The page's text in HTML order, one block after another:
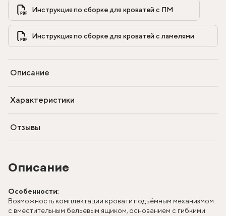
Описание
Особенности:
Возможность комплектации кровати подъёмным механизмом
с вместительным бельевым ящиком, основанием с гибкими
Инструкция по сборке для кроватей с ПМ
Описание
Характеристики
Отзывы